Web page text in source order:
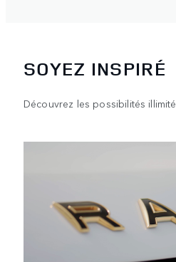
SOYEZ INSPIRÉ
Découvrez les possibilités